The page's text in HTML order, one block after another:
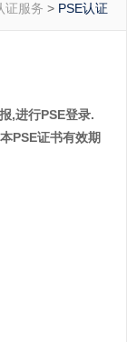
证服务 > PSE认证
,进行PSE登录.
PSE证书有效期